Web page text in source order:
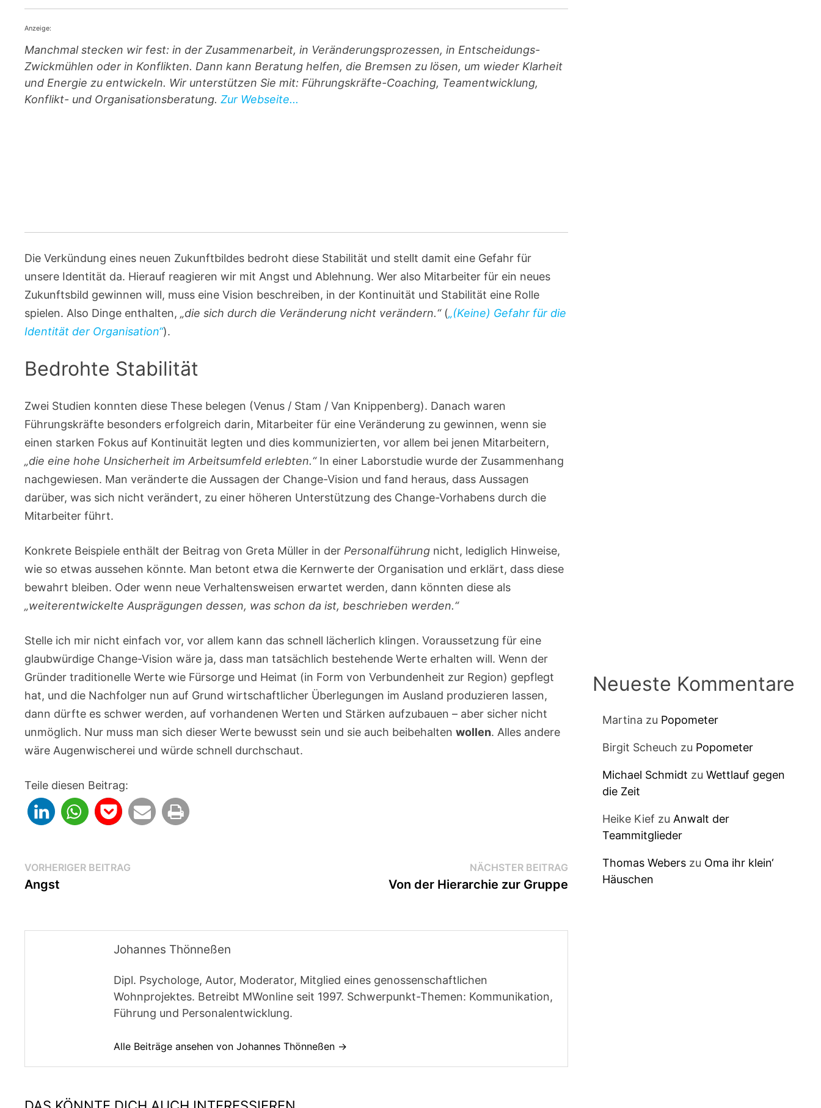
Anzeige:
Manchmal stecken wir fest: in der Zusammenarbeit, in Veränderungsprozessen, in Entscheidungs-
Zwickmühlen oder in Konflikten. Dann kann Beratung helfen, die Bremsen zu lösen, um wieder Klarheit
und Energie zu entwickeln. Wir unterstützen Sie mit: Führungskräfte-Coaching, Teamentwicklung,
Konflikt- und Organisationsberatung.Zur Webseite...
Die Verkündung eines neuen Zukunftbildes bedroht diese Stabilität und stellt damit eine Gefahr für
unsere Identität da. Hierauf reagieren wir mit Angst und Ablehnung. Wer also Mitarbeiter für ein neues
Zukunftsbild gewinnen will, muss eine Vision beschreiben, in der Kontinuität und Stabilität eine Rolle
spielen. Also Dinge enthalten,„die sich durch die Veränderung nicht verändern.“(„(Keine) Gefahr für die
Identität der Organisation“).
Bedrohte Stabilität
Zwei Studien konnten diese These belegen (Venus / Stam / Van Knippenberg). Danach waren
Führungskräfte besonders erfolgreich darin, Mitarbeiter für eine Veränderung zu gewinnen, wenn sie
einen starken Fokus auf Kontinuität legten und dies kommunizierten, vor allem bei jenen Mitarbeitern,
„die eine hohe Unsicherheit im Arbeitsumfeld erlebten.“In einer Laborstudie wurde der Zusammenhang
nachgewiesen. Man veränderte die Aussagen der Change-Vision und fand heraus, dass Aussagen
darüber, was sich nicht verändert, zu einer höheren Unterstützung des Change-Vorhabens durch die
Mitarbeiter führt.
Konkrete Beispiele enthält der Beitrag von Greta Müller in der Personalführung nicht, lediglich Hinweise,
wie so etwas aussehen könnte. Man betont etwa die Kernwerte der Organisation und erklärt, dass diese
bewahrt bleiben. Oder wenn neue Verhaltensweisen erwartet werden, dann könnten diese als
„weiterentwickelte Ausprägungen dessen, was schon da ist, beschrieben werden.“
Stelle ich mir nicht einfach vor, vor allem kann das schnell lächerlich klingen. Voraussetzung für eine
glaubwürdige Change-Vision wäre ja, dass man tatsächlich bestehende Werte erhalten will. Wenn der
Gründer traditionelle Werte wie Fürsorge und Heimat (in Form von Verbundenheit zur Region) gepflegt
hat, und die Nachfolger nun auf Grund wirtschaftlicher Überlegungen im Ausland produzieren lassen,
dann dürfte es schwer werden, auf vorhandenen Werten und Stärken aufzubauen – aber sicher nicht
unmöglich. Nur muss man sich dieser Werte bewusst sein und sie auch beibehaltenwollen. Alles andere
wäre Augenwischerei und würde schnell durchschaut.
Teile diesen Beitrag:
Beitragsnavigation
VORHERIGER BEITRAG
Angst
NÄCHSTER BEITRAGNächster
Beitrag:
Von der Hierarchie zur Gruppe
Johannes Thönneßen
Dipl. Psychologe, Autor, Moderator, Mitglied eines genossenschaftlichen
Wohnprojektes. Betreibt MWonline seit 1997. Schwerpunkt-Themen: Kommunikation,
Führung und Personalentwicklung.
Alle Beiträge ansehen von Johannes Thönneßen →
Neueste Kommentare
Martina zu Popometer
Birgit Scheuch zu Popometer
Michael Schmidt zu Wettlauf gegen
die Zeit
Heike Kief zu Anwalt der
Teammitglieder
Thomas Weberszu Oma ihr klein‘
Häuschen